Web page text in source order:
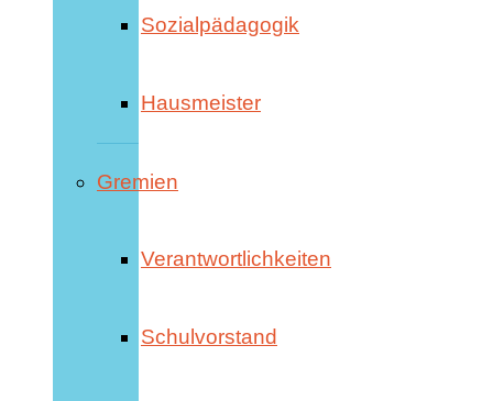
Sozialpädagogik
Hausmeister
Gremien
Verantwortlichkeiten
Schulvorstand